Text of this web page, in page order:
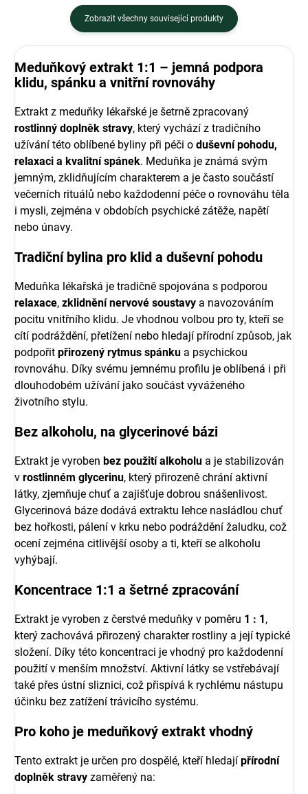
Zobrazit všechny související produkty
Meduňkový extrakt 1:1 – jemná podpora
klidu, spánku a vnitřní rovnováhy
Extrakt z meduňky lékařské je šetrně zpracovaný
rostlinný doplněk stravy, který vychází z tradičního
užívání této oblíbené byliny při péči o duševní pohodu,
relaxaci a kvalitní spánek. Meduňka je známá svým
jemným, zklidňujícím charakterem a je často součástí
večerních rituálů nebo každodenní péče o rovnováhu těla
i mysli, zejména v obdobích psychické zátěže, napětí
nebo únavy.
Tradiční bylina pro klid a duševní pohodu
Meduňka lékařská je tradičně spojována s podporou
relaxace, zklidnění nervové soustavy a navozováním
pocitu vnitřního klidu. Je vhodnou volbou pro ty, kteří se
cítí podráždění, přetížení nebo hledají přírodní způsob, jak
podpořit přirozený rytmus spánku a psychickou
rovnováhu. Díky svému jemnému profilu je oblíbená i při
dlouhodobém užívání jako součást vyváženého
životního stylu.
Bez alkoholu, na glycerinové bázi
Extrakt je vyroben bez použití alkoholu a je stabilizován
v rostlinném glycerinu, který přirozeně chrání aktivní
látky, zjemňuje chuť a zajišťuje dobrou snášenlivost.
Glycerinová báze dodává extraktu lehce nasládlou chuť
bez hořkosti, pálení v krku nebo podráždění žaludku, což
ocení zejména citlivější osoby a ti, kteří se alkoholu
vyhýbají.
Koncentrace 1:1 a šetrné zpracování
Extrakt je vyroben z čerstvé meduňky v poměru 1 : 1,
který zachovává přirozený charakter rostliny a její typické
složení. Díky této koncentraci je vhodný pro každodenní
použití v menším množství. Aktivní látky se vstřebávají
také přes ústní sliznici, což přispívá k rychlému nástupu
účinku bez zatížení trávicího systému.
Pro koho je meduňkový extrakt vhodný
Tento extrakt je určen pro dospělé, kteří hledají přírodní
doplněk stravy zaměřený na: